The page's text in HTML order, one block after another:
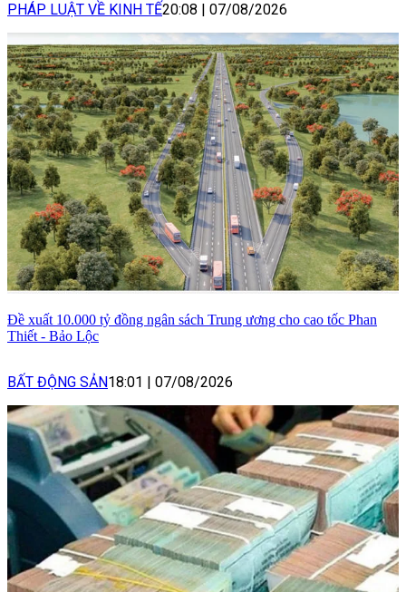
PHÁP LUẬT VỀ KINH TẾ20:08 07/08/2026
Đề xuất 10.000 tỷ đồng ngân sách Trung ương cho cao tốc Phan
Thiết - Bảo Lộc
BẤT ĐỘNG SẢN18:01 07/08/2026